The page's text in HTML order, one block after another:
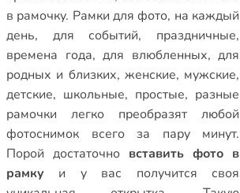
в рамочку. Рамки для фото, на каждый
день, для событий, праздничные,
времена года,для влюбленных,для
родных и близких, женские, мужские,
детские, школьные, простые, разные
рамочки легко преобразят любой
фотоснимок всего за пару минут.
Порой достаточно вставить фото в
рамку и у вас получится своя